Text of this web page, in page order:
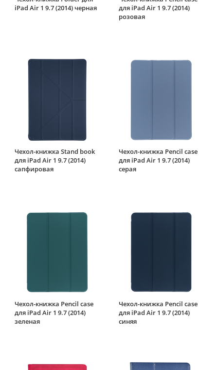
iPad Air 1 9.7 (2014) черная
для iPad Air 1 9.7 (2014)
розовая
Чехол-книжка Stand book
для iPad Air 1 9.7 (2014)
сапфировая
Чехол-книжка Pencil case
для iPad Air 1 9.7 (2014)
серая
Чехол-книжка Pencil case
для iPad Air 1 9.7 (2014)
зеленая
Чехол-книжка Pencil case
для iPad Air 1 9.7 (2014)
синяя